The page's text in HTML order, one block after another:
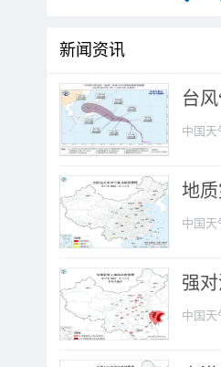
新闻资讯
台
中国天
地
中国天
强
中国天